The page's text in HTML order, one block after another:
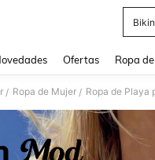
Ofertas Ropa
/ Ropa de Mujer / Ropa de Playa